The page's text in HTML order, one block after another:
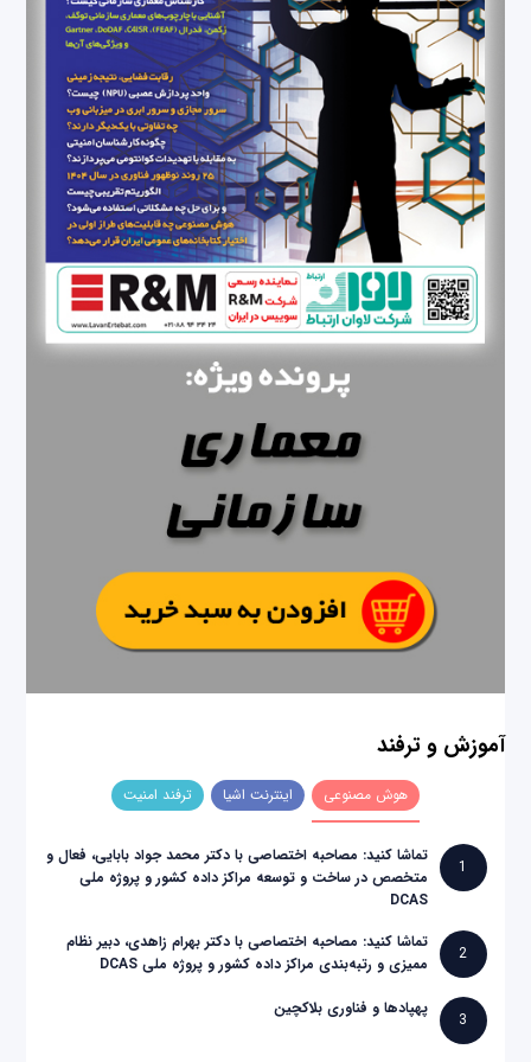
آموزش و ترفند
هوش مصنوعی اینترنت اشیا ترفند امنیت
1
تماشا کنید: مصاحبه اختصاصی با دکتر محمد جواد بابایی، فعال و
متخصص در ساخت و توسعه مراکز داده کشور و پروژه ملی
DCAS
2
تماشا کنید: مصاحبه اختصاصی با دکتر بهرام زاهدی، دبیر نظام
ممیزی و رتبه‌بندی مراکز داده کشور و پروژه ملی DCAS
3
پهپادها و فناوری بلاکچین